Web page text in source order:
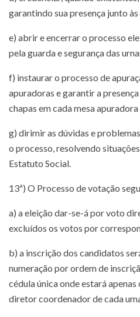
garantindo sua presença junto
e) abrir e encerrar o processo
pela guarda e segurança das
f) instaurar o processo de
apuradoras e garantir a
chapas em cada mesa
g) dirimir as dúvidas e
o processo, resolvendo
Estatuto Social.
13ª) O Processo de votação
a) a eleição dar-se-á por voto
excluídos os votos por
b) a inscrição dos candidatos
numeração por ordem de
cédula única onde estará
diretor coordenador de cada